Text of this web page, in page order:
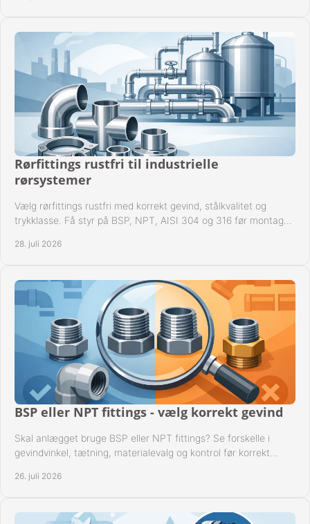
Rørfittings rustfri til industrielle
rørsystemer
Vælg rørfittings rustfri med korrekt gevind, stålkvalitet og
trykklasse. Få styr på BSP, NPT, AISI 304 og 316 før montage
28. juli 2026
BSP eller NPT fittings - vælg korrekt gevind
Skal anlægget bruge BSP eller NPT fittings? Se forskelle i
gevindvinkel, tætning, materialevalg og kontrol før korrekt
26. juli 2026